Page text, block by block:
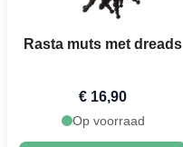
Rasta muts met dreads
€ 16,90
Op voorraad